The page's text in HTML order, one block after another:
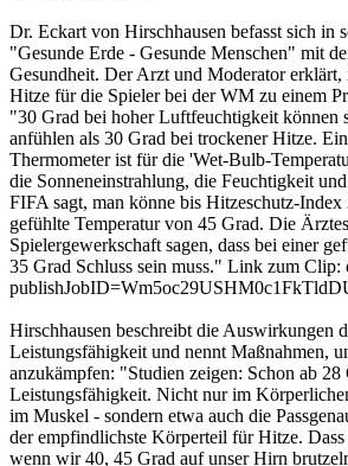
Dr. Eckart von Hirschhausen befasst sich in
"Gesunde Erde - Gesunde Menschen" mit
Gesundheit. Der Arzt und Moderator
Hitze für die Spieler bei der WM zu einem
"30 Grad bei hoher Luftfeuchtigkeit können
anfühlen als 30 Grad bei trockener Hitze.
Thermometer ist für die 'Wet-Bulb-
die Sonneneinstrahlung, die Feuchtigkeit
FIFA sagt, man könne bis Hitzeschutz-Index
gefühlte Temperatur von 45 Grad. Die
Spielergewerkschaft sagen, dass bei einer
35 Grad Schluss sein muss." Link zum Clip:
Hirschhausen beschreibt die Auswirkungen
Leistungsfähigkeit und nennt Maßnahmen,
anzukämpfen: "Studien zeigen: Schon ab 28
Leistungsfähigkeit. Nicht nur im
im Muskel - sondern etwa auch die
der empfindlichste Körperteil für Hitze.
wenn wir 40, 45 Grad auf unser Hirn